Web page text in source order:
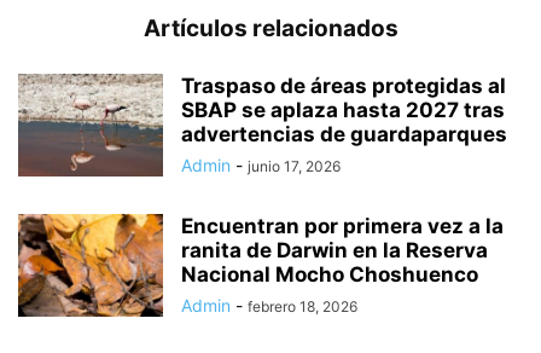
Artículos relacionados
Traspaso de áreas protegidas al
SBAP se aplaza hasta 2027 tras
advertencias de guardaparques
Admin - junio 17, 2026
Encuentran por primera vez a la
ranita de Darwin en la Reserva
Nacional Mocho Choshuenco
Admin - febrero 18, 2026